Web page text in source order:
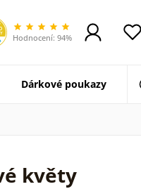
Hodnocení: 94%
Dárkové poukazy
květy